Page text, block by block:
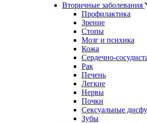
Вторичные заболевания
Профилактика
Зрение
Стопы
Мозг и психика
Кожа
Сердечно-
Рак
Печень
Легкие
Нервы
Почки
Сексуальные
Зубы